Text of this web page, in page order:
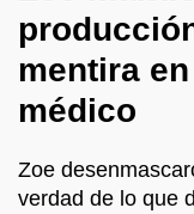
mentira
médico
Zoe
verdad de lo que